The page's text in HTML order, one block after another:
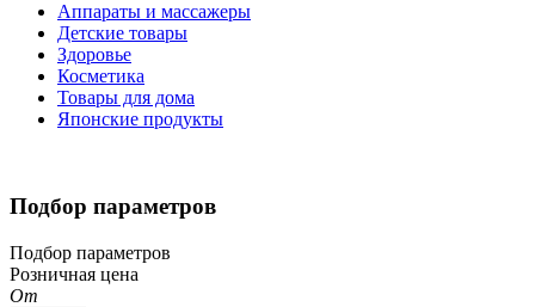
Аппараты и массажеры
Детские товары
Здоровье
Косметика
Товары для дома
Японские продукты
Подбор параметров
Подбор параметров
Розничная цена
От